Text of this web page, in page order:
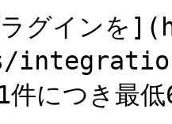
グインを